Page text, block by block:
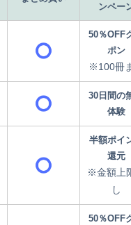
ンペー
50％OFF
ポン
※100冊
30日間の
体験
半額ポイ
還元
※金額上
し
50％OFF